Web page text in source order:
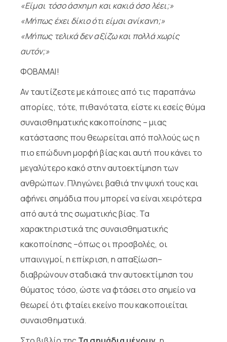
«Είμαι τόσο άσχημη και κακιά όσο λέει;»
«Μήπως έχει δίκιο ότι είμαι ανίκανη;»
«Μήπως τελικά δεν αξίζω και πολλά χωρίς
αυτόν;»
ΦΟΒΑΜΑΙ!
Αν ταυτίζεστε με κάποιες από τις παραπάνω
απορίες, τότε, πιθανότατα, είστε κι εσείς θύμα
συναισθηματικής κακοποίησης – μιας
κατάστασης που θεωρείται από πολλούς ως η
πιο επώδυνη μορφή βίας και αυτή που κάνει το
μεγαλύτερο κακό στην αυτοεκτίμηση των
ανθρώπων. Πληγώνει βαθιά την ψυχή τους και
αφήνει σημάδια που μπορεί να είναι χειρότερα
από αυτά της σωματικής βίας. Τα
χαρακτηριστικά της συναισθηματικής
κακοποίησης –όπως οι προσβολές, οι
υπαινιγμοί, η επίκριση, η απαξίωση–
διαβρώνουν σταδιακά την αυτοεκτίμηση του
θύματος τόσο, ώστε να φτάσει στο σημείο να
θεωρεί ότι φταίει εκείνο που κακοποιείται
συναισθηματικά.